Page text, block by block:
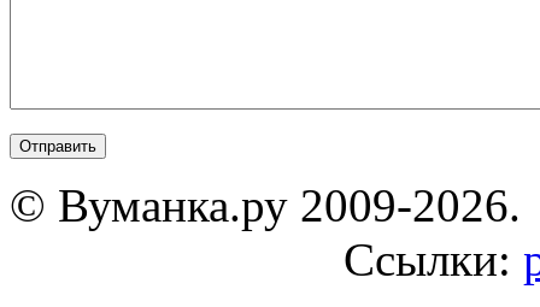
© Вуманка.ру 2009-2026.
Ссылки: